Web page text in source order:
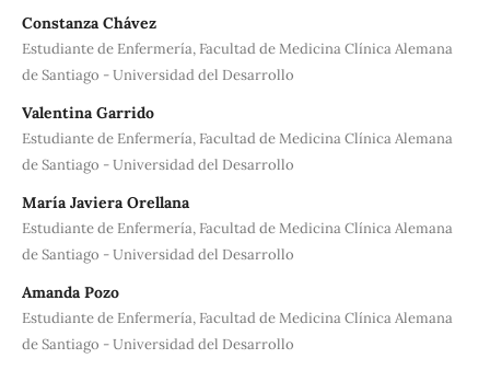
Constanza Chávez
Estudiante de Enfermería, Facultad de Medicina Clínica Alemana
de Santiago - Universidad del Desarrollo
Valentina Garrido
Estudiante de Enfermería, Facultad de Medicina Clínica Alemana
de Santiago - Universidad del Desarrollo
María Javiera Orellana
Estudiante de Enfermería, Facultad de Medicina Clínica Alemana
de Santiago - Universidad del Desarrollo
Amanda Pozo
Estudiante de Enfermería, Facultad de Medicina Clínica Alemana
de Santiago - Universidad del Desarrollo